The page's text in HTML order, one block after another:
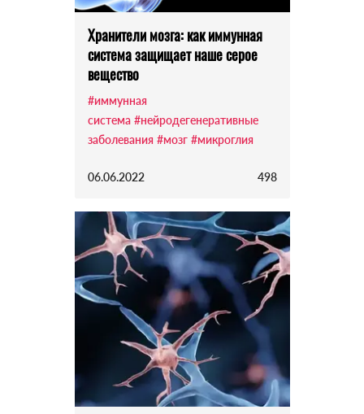
Хранители мозга: как иммунная
система защищает наше серое
вещество
#иммунная
система #нейродегенеративные
заболевания #мозг #микроглия
06.06.2022 498